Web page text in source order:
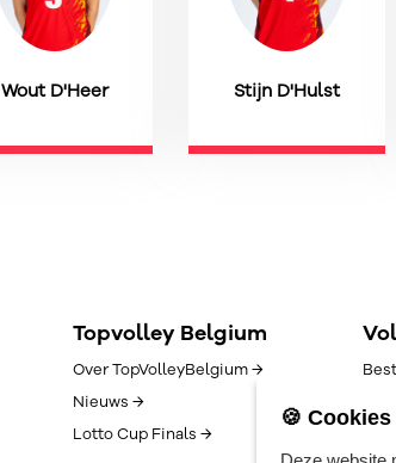
Wout D'Heer Stijn D'Hulst
Topvolley Belgium
Over TopVolleyBelgium →
Nieuws →
Lotto Cup Finals →
🍪